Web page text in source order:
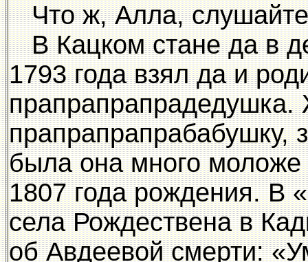
Что ж, Алла,
В Кацком стане да в
1793 года взял да и
прапрапрапрабабушку,
была она много моложе
1807 года рождения. В
села Рождествена в
об Авдеевой смерти: